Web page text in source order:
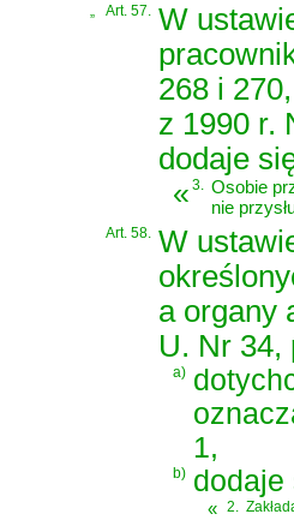
„ Art. 57. W
268 i
z 1990 r.
dodaje
«3. Osobie
nie
Art. 58. W
a organy
U. Nr 34,
a)
1,
b) dodaje
« 2.